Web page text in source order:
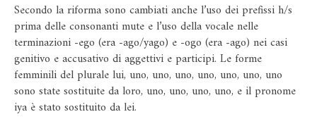
Secondo la riforma sono cambiati anche l’uso dei prefissi h/s
prima delle consonanti mute e l’uso della vocale nelle
terminazioni -ego (era -ago/yago) e -ogo (era -ago) nei casi
genitivo e accusativo di aggettivi e participi. Le forme
femminili del plurale lui, uno, uno, uno, uno, uno, uno, uno
sono state sostituite da loro, uno, uno, uno, uno, e il pronome
iya è stato sostituito da lei.